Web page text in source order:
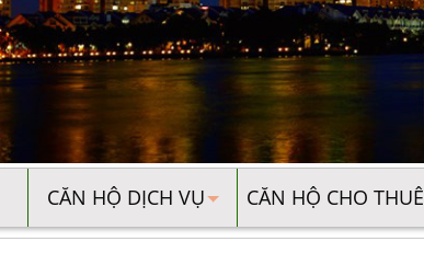
CĂN HỘ DỊCH VỤ CĂN HỘ CHO THUÊ